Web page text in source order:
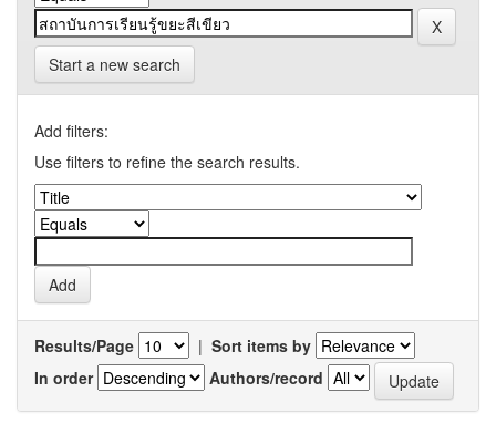
Start a new search
Add filters:
Use filters to refine the search results.
Results/Page | Sort items by
In order
Authors/record